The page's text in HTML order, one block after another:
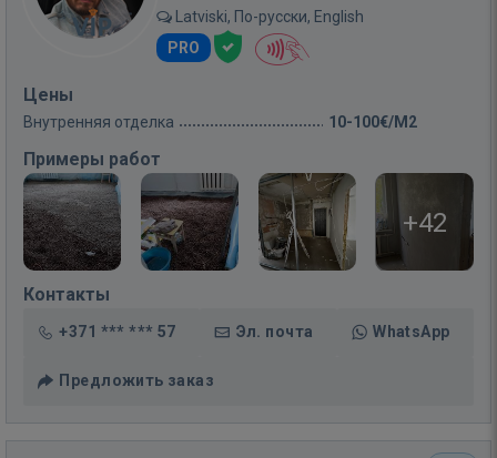
Latviski, По-русски, English
PRO
Цены
Внутренняя отделка 10-100€/M2
Примеры работ
+42
Контакты
+371 *** *** 57 Эл. почта WhatsApp
Предложить заказ